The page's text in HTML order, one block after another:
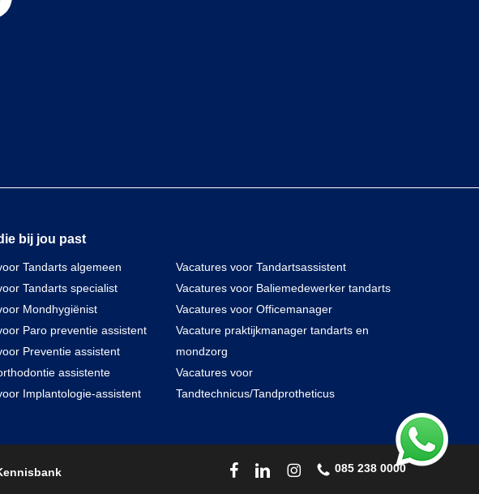
bij jou past
Tandarts algemeen
Tandarts specialist
Mondhygiënist
Paro preventie assistent
Preventie assistent
assistente
Implantologie-assistent
Vacatures voor Tandartsassistent
Vacatures voor Baliemedewerker tandarts
Vacatures voor Officemanager
Vacature praktijkmanager tandarts en
mondzorg
Vacatures voor
Tandtechnicus/Tandprotheticus
085 238 0000